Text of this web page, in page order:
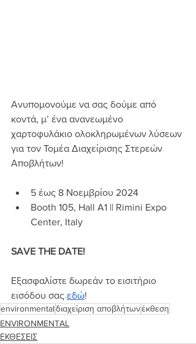
Ανυπομονούμε να σας δούμε από
κοντά, μ’ ένα ανανεωμένο
χαρτοφυλάκιο ολοκληρωμένων λύσεων
για τον Τομέα Διαχείρισης Στερεών
Αποβλήτων!
5 έως 8 Νοεμβρίου 2024
Booth 105, Hall A1 || Rimini Expo
Center, Italy
SAVE THE DATE!
Εξασφαλίστε δωρεάν το εισιτήριο
εισόδου σας εδώ!
environmentalδιαχείριση αποβλήτωνέκθεση
ENVIRONMENTAL
ΕΚΘΕΣΕΙΣ